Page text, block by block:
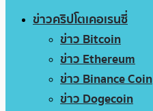
ข่าวคริปโตเคอเรนซี่
ข่าว Bitcoin
ข่าว Ethereum
ข่าว Binance Coin
ข่าว Dogecoin